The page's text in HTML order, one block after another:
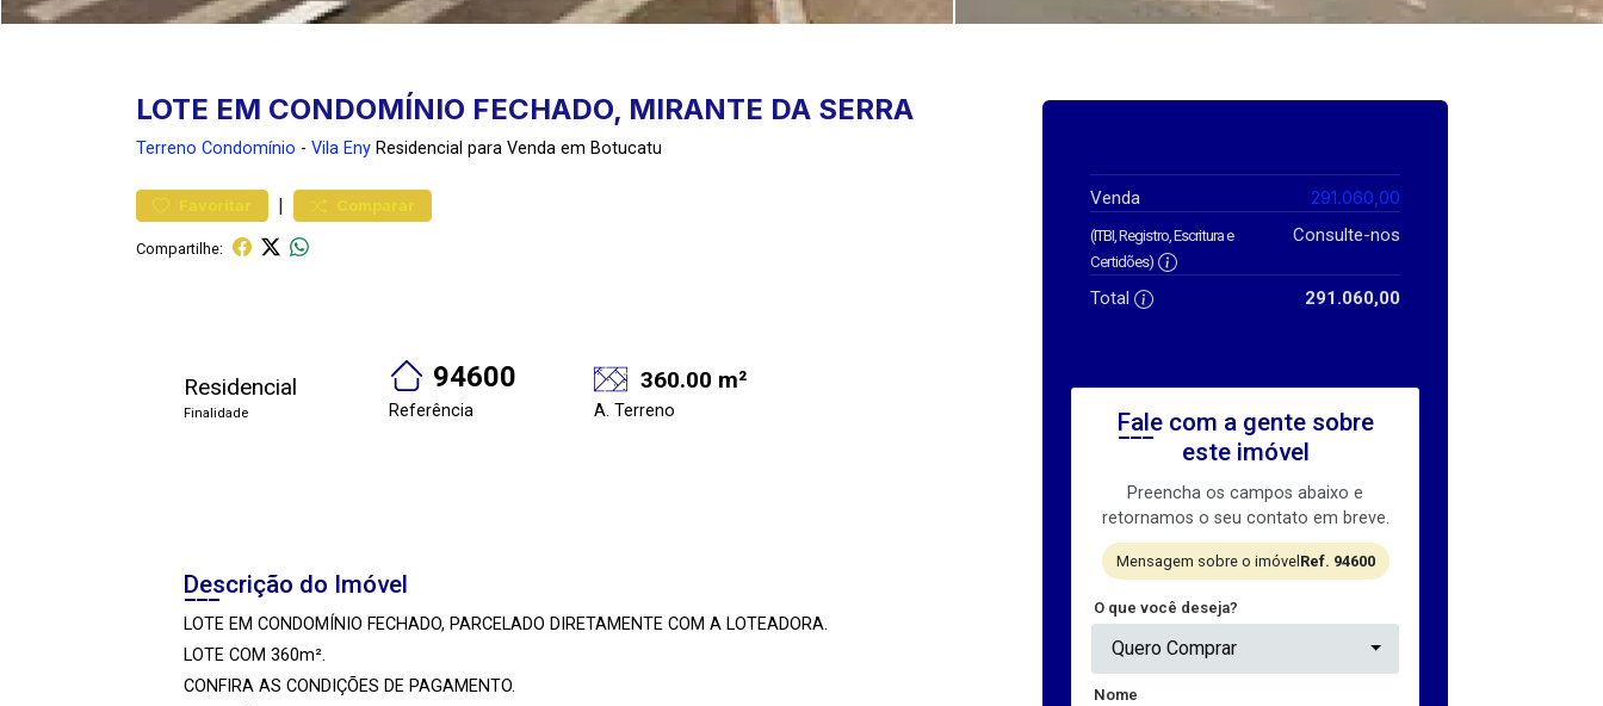
LOTE EM CONDOMÍNIO FECHADO, MIRANTE DA SERRA
Terreno Condomínio - Vila Eny Residencial para Venda em Botucatu
Favoritar | Comparar
Compartilhe:
Residencial
Finalidade
94600
Referência
360.00 m²
A. Terreno
Descrição do Imóvel
LOTE EM CONDOMÍNIO FECHADO, PARCELADO DIRETAMENTE COM A LOTEADORA.
LOTE COM 360m².
CONFIRA AS CONDIÇÕES DE PAGAMENTO.
Venda 291.060,00
(ITBI, Registro, Escritura e
Certidões)
Consulte-nos
Total 291.060,00
Fale com a gente sobre
este imóvel
Preencha os campos abaixo e
retornamos o seu contato em breve.
Mensagem sobre o imóvel Ref. 94600
O que você deseja?
Quero Comprar
Nome